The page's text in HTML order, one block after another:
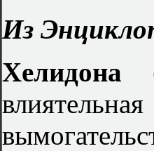
Из
Хелидона